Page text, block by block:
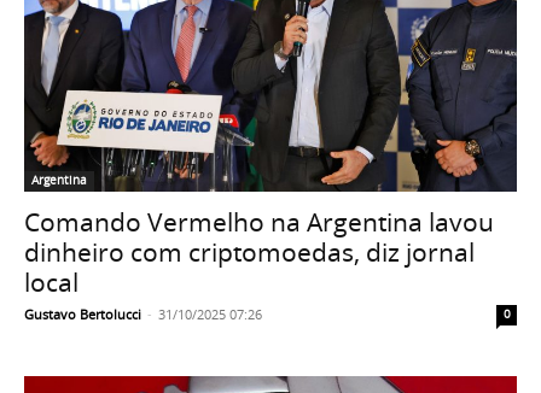
Argentina
Comando Vermelho na Argentina lavou
dinheiro com criptomoedas, diz jornal
local
Gustavo Bertolucci - 31/10/2025 07:26 0